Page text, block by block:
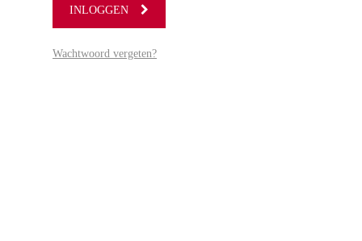
INLOGGEN
Wachtwoord vergeten?